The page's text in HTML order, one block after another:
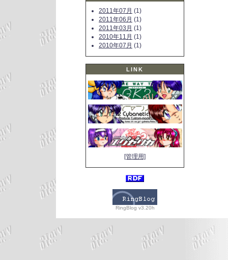
2011年07月 (1)
2011年06月 (1)
2011年03月 (1)
2010年11月 (1)
2010年07月 (1)
LINK
[管理用]
RingBlog v3.20h